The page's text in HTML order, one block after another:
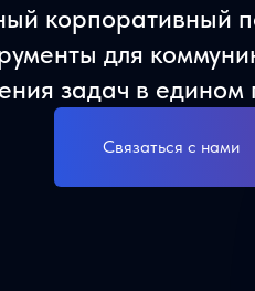
корпоративный
для
задач в едином
Связаться с нами